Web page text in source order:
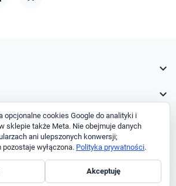


opcjonalne cookies Google do analityki i
sklepie także Meta. Nie obejmuje danych
ani ulepszonych konwersji;
wyłączona. Polityka prywatności.
Akceptuję